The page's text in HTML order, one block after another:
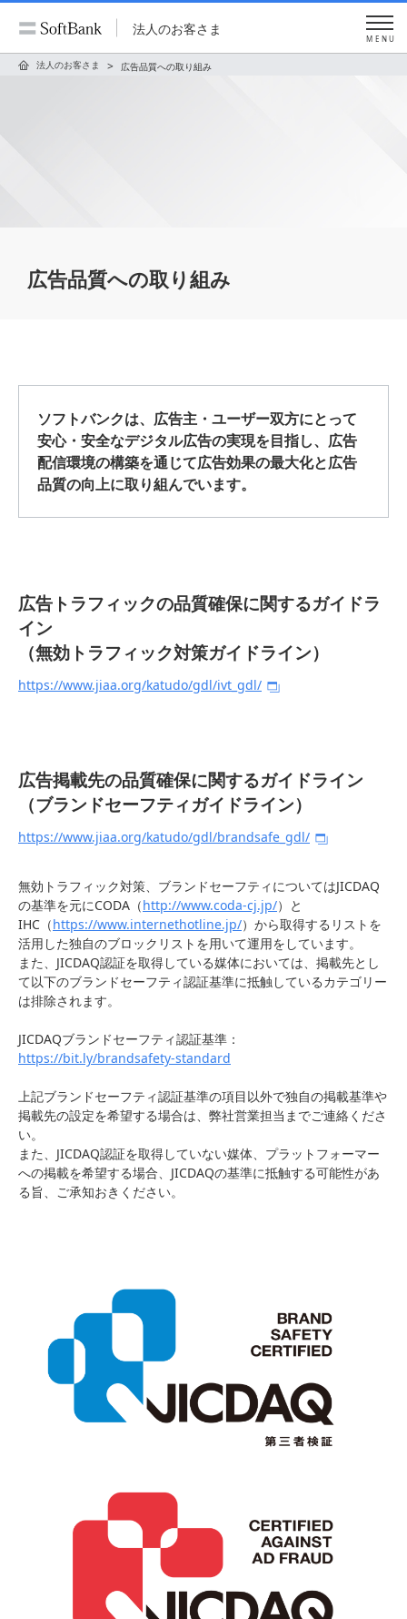
法人のお客さま
MENU
法人のお客さま 広告品質への取り組み
広告品質への取り組み
ソフトバンクは、広告主・ユーザー双方にとって
安心・安全なデジタル広告の実現を目指し、広告
配信環境の構築を通じて広告効果の最大化と広告
品質の向上に取り組んでいます。
広告トラフィックの品質確保に関するガイドラ
イン
（無効トラフィック対策ガイドライン）
https://www.jiaa.org/katudo/gdl/ivt_gdl/
広告掲載先の品質確保に関するガイドライン
（ブランドセーフティガイドライン）
https://www.jiaa.org/katudo/gdl/brandsafe_gdl/
無効トラフィック対策、ブランドセーフティについてはJICDAQ
の基準を元にCODA（http://www.coda-cj.jp/）と
IHC（https://www.internethotline.jp/）から取得するリストを
活用した独自のブロックリストを用いて運用をしています。
また、JICDAQ認証を取得している媒体においては、掲載先とし
て以下のブランドセーフティ認証基準に抵触しているカテゴリー
は排除されます。
JICDAQブランドセーフティ認証基準：
https://bit.ly/brandsafety-standard
上記ブランドセーフティ認証基準の項目以外で独自の掲載基準や
掲載先の設定を希望する場合は、弊社営業担当までご連絡くださ
い。
また、JICDAQ認証を取得していない媒体、プラットフォーマー
への掲載を希望する場合、JICDAQの基準に抵触する可能性があ
る旨、ご承知おきください。